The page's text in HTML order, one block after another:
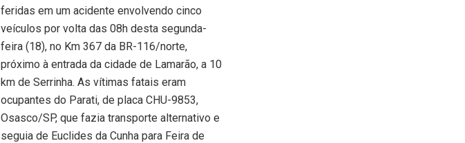
feridas em um acidente envolvendo cinco
veículos por volta das 08h desta segunda-
feira (18), no Km 367 da BR-116/norte,
próximo à entrada da cidade de Lamarão, a 10
km de Serrinha. As vítimas fatais eram
ocupantes do Parati, de placa CHU-9853,
Osasco/SP, que fazia transporte alternativo e
seguia de Euclides da Cunha para Feira de